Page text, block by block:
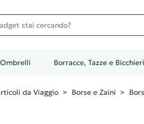
stai cercando?
Borracce, Tazze e Bicchieri
da Viaggio Borse e Zaini